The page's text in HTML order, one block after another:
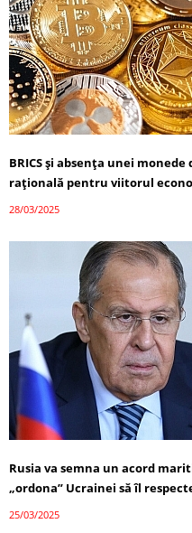
BRICS și absența unei
rațională pentru viitorul
28/03/2025
Rusia va semna un acord
„ordona” Ucrainei să îl
25/03/2025